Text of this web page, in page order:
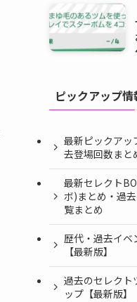
ピックアップ情
最新ピックアッ
去登場回数まと
最新セレクト
ボ)まとめ・過
覧まとめ
歴代・過去イベ
【最新版】
過去のセレクト
ップ【最新版】